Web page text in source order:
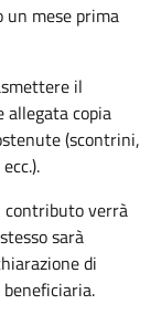
un mese prima
il
allegata copia
(scontrini,
contributo verrà
sarà
di
beneficiaria.